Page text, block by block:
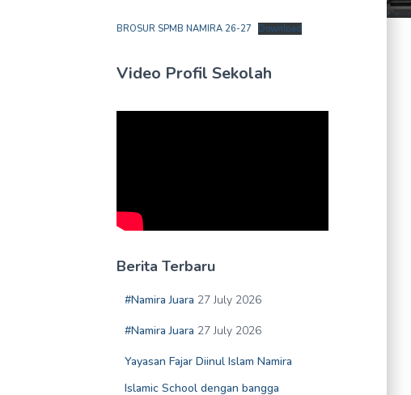
BROSUR SPMB NAMIRA 26-27 Download
Video Profil Sekolah
Berita Terbaru
#Namira Juara 27 July 2026
#Namira Juara 27 July 2026
Yayasan Fajar Diinul Islam Namira
Islamic School dengan bangga